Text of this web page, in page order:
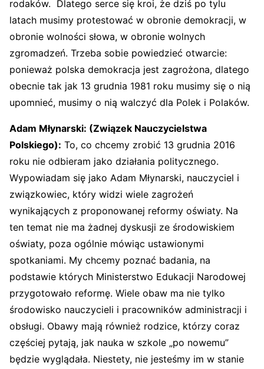
rodaków. Dlatego serce się kroi, że dziś po tylu
latach musimy protestować w obronie demokracji, w
obronie wolności słowa, w obronie wolnych
zgromadzeń. Trzeba sobie powiedzieć otwarcie:
ponieważ polska demokracja jest zagrożona, dlatego
obecnie tak jak 13 grudnia 1981 roku musimy się o nią
upomnieć, musimy o nią walczyć dla Polek i Polaków.
Adam Młynarski: (Związek Nauczycielstwa
Polskiego): To, co chcemy zrobić 13 grudnia 2016
roku nie odbieram jako działania politycznego.
Wypowiadam się jako Adam Młynarski, nauczyciel i
związkowiec, który widzi wiele zagrożeń
wynikających z proponowanej reformy oświaty. Na
ten temat nie ma żadnej dyskusji ze środowiskiem
oświaty, poza ogólnie mówiąc ustawionymi
spotkaniami. My chcemy poznać badania, na
podstawie których Ministerstwo Edukacji Narodowej
przygotowało reformę. Wiele obaw ma nie tylko
środowisko nauczycieli i pracowników administracji i
obsługi. Obawy mają również rodzice, którzy coraz
częściej pytają, jak nauka w szkole „po nowemu”
będzie wyglądała. Niestety, nie jesteśmy im w stanie